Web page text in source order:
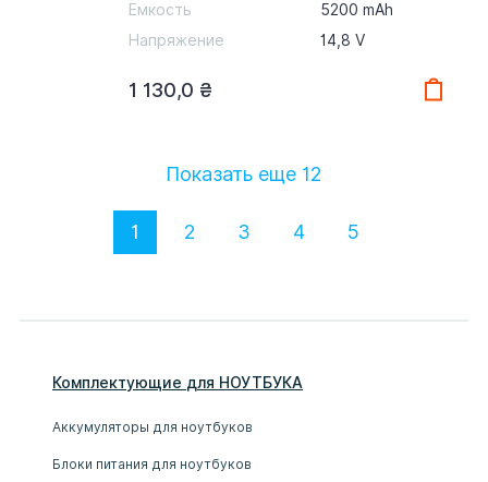
Емкость
5200 mAh
Напряжение
14,8 V
1 130,0 ₴
Показать еще 12
1 2 3 4 5
Комплектующие для НОУТБУКА
Аккумуляторы для ноутбуков
Блоки питания для ноутбуков